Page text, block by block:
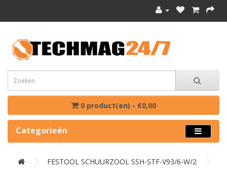
0 product(en) - €0,00
Categorieën
FESTOOL SCHUURZOOL SSH-STF-V93/6-W/2